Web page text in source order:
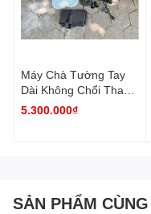
Máy Chà Tường Tay
Dài Không Chổi Than
LIEMA ( Chưa Có Máy
5.300.000₫
SẢN PHẨM